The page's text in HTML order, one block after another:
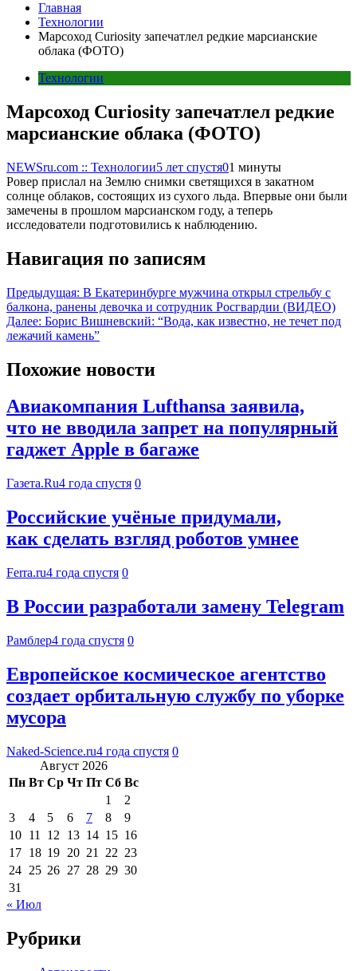
Главная
Технологии
Марсоход Curiosity запечатлел редкие марсианские
облака (ФОТО)
Технологии
Марсоход Curiosity запечатлел редкие
марсианские облака (ФОТО)
NEWSru.com :: Технологии5 лет спустя01 минуты
Ровер прислал на Землю снимки светящихся в закатном
солнце облаков, состоящих из сухого льда. Впервые они были
замечены в прошлом марсианском году, а теперь
исследователи подготовились к наблюдению.
Навигация по записям
Предыдущая: В Екатеринбурге мужчина открыл стрельбу с
балкона, ранены девочка и сотрудник Росгвардии (ВИДЕО)
Далее: Борис Вишневский: “Вода, как известно, не течет под
лежачий камень”
Похожие новости
Авиакомпания Lufthansa заявила,
что не вводила запрет на популярный
гаджет Apple в багаже
Газета.Ru4 года спустя 0
Российские учёные придумали,
как сделать взгляд роботов умнее
Ferra.ru4 года спустя 0
В России разработали замену Telegram
Рамблер4 года спустя 0
Европейское космическое агентство
создает орбитальную службу по уборке
мусора
Naked-Science.ru4 года спустя 0
Август 2026
Пн Вт Ср Чт Пт Сб Вс
1
2
3
4 5 6 7 8
9
10 11 12 13 14 15 16
17 18 19 20 21 22 23
24 25 26 27 28 29 30
31
« Июл
Рубрики